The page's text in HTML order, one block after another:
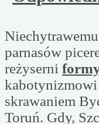
parnasów
reżyserni
kabotynizmowi
skrawaniem
Toruń. Gdy,